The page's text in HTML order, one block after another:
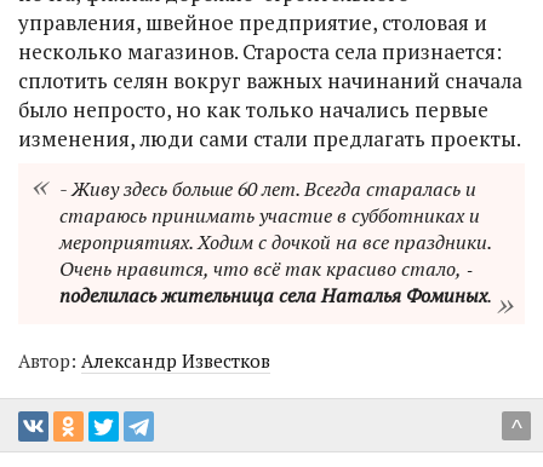
управления, швейное предприятие, столовая и
несколько магазинов. Староста села признается:
сплотить селян вокруг важных начинаний сначала
было непросто, но как только начались первые
изменения, люди сами стали предлагать проекты.
- Живу здесь больше 60 лет. Всегда старалась и
стараюсь принимать участие в субботниках и
мероприятиях. Ходим с дочкой на все праздники.
Очень нравится, что всё так красиво стало, ‑
поделилась жительница села Наталья Фоминых.
Автор: Александр Известков
^